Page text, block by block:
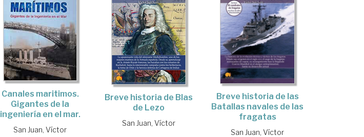
Canales maritimos.
Gigantes de la
ingeniería en el mar.
San Juan, Víctor
Breve historia de Blas
de Lezo
San Juan, Víctor
Breve historia de las
Batallas navales de las
fragatas
San Juan, Víctor